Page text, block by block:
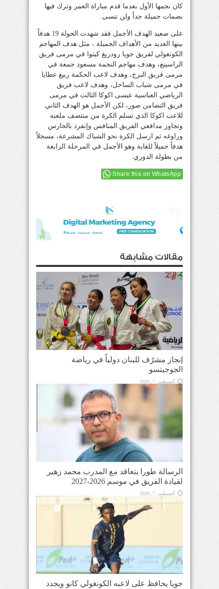
كان نجمها الأول بعدما قدم مباراة العمر وترك فيها
بصمات جميلة جداً ولن تنسى.
على صعيد الهدف الأجمل فقد شهدت الجولة 19 هدفاً
بينها العديد من الأهداف الجميلة ، مثل هدف المهاجم
الكونغولي لفريق جويا رودريغ كيتوا في مرمى فريق
الراسينغ، وهدف مهاجم النجمة مسعود جمعة في
مرمى فريق البرج، وهدف لاعب الحكمة ربيع عطايا
في مرمى شباب الساحل، وهدف لاعب فريق
الرياضي العباسية عيسى اكوكا الثالث في مرمى
فريق التضامن صور، لكن الأجمل هو الهدف الثاني
للاعب اكوكا الذي تسلم الكرة من منتصف ملعبه
وتجاوز مدافعي الفريق المنافس وإنفرد بالحارس
وراوغه ثم ارسل الكرة نحو الشباك المشرعة، مسجلاً
هدفاً جميلاً للغاية وهو الأجمل في المرحلة الرابعة
من بطولة الدوري.
Share this on WhatsApp
مقالات مشابهة
إنجاز مشرّف للبنان دولياً في رياضة
الجوجيتسو
أغسطس 7, 2026
الرسالة طورا يتعاقد مع المدرب محمد زهير
لقيادة الفريق في موسم 2026-2027
أغسطس 7, 2026
جويا يحافظ على لاعبه الكونغولي كانو ويجدد